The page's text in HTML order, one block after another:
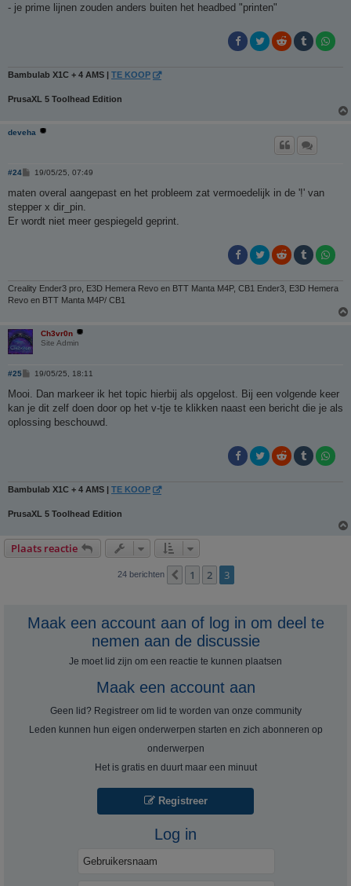
- je prime lijnen zouden anders buiten het headbed "printen"
Bambulab X1C + 4 AMS | TE KOOP
PrusaXL 5 Toolhead Edition
deveha
#24
B
r
c
h
19/05/25, 07:49
maten overal aangepast en het probleem zat vermoedelijk in de '!' van
stepper x dir_pin.
Er wordt niet meer gespiegeld geprint.
Creality Ender3 pro, E3D Hemera Revo en BTT Manta M4P, CB1 Ender3, E3D Hemera
Revo en BTT Manta M4P/ CB1
Ch3vr0n
Site Admin
#25
B
c
h
19/05/25, 18:11
Mooi. Dan markeer ik het topic hierbij als opgelost. Bij een volgende keer
kan je dit zelf doen door op het v-tje te klikken naast een bericht die je als
oplossing beschouwd.
Bambulab X1C + 4 AMS | TE KOOP
PrusaXL 5 Toolhead Edition
Plaats reactie
24 berichten Vorige
1 2 3
Maak een account aan of log in om deel te
nemen aan de discussie
Je moet lid zijn om een ​​reactie te kunnen plaatsen
Maak een account aan
Geen lid? Registreer om lid te worden van onze community
Leden kunnen hun eigen onderwerpen starten en zich abonneren op
onderwerpen
Het is gratis en duurt maar een minuut
Registreer
Log in